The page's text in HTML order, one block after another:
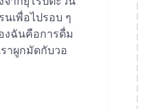
เพื่อไปรอบ ๆ
งฉันคือการดื่ม
าผูกมัดกับวอ